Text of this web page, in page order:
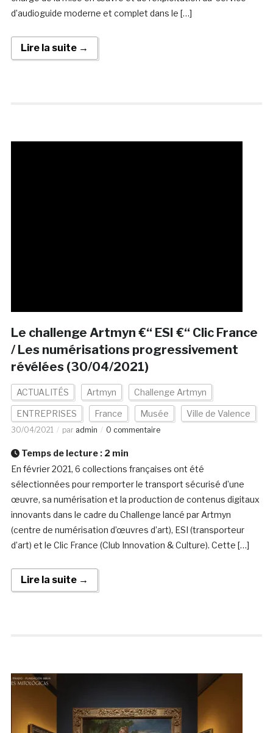
d’audioguide moderne et complet dans le […]
Lire la suite →
Le challenge Artmyn €“ ESI €“ Clic France
/ Les numérisations progressivement
révélées (30/04/2021)
ACTUALITÉS Artmyn Challenge Artmyn
ENTREPRISES France Musée Ville de Valence
30/04/2021 par admin 0 commentaire
Temps de lecture : 2 min
En février 2021, 6 collections françaises ont été
sélectionnées pour remporter le transport sécurisé d’une
œuvre, sa numérisation et la production de contenus digitaux
innovants dans le cadre du Challenge lancé par Artmyn
(centre de numérisation d’œuvres d’art), ESI (transporteur
d’art) et le Clic France (Club Innovation & Culture). Cette […]
Lire la suite →